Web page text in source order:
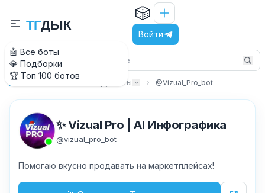
🤖 Все боты
💎 Подборки
🏆 Топ 100 ботов
ТГДЫК
🎲
Войти
Главная Инструменты @Vizual_Pro_bot
✨ Vizual Pro | AI Инфографика
@vizual_pro_bot
Помогаю вкусно продавать на маркетплейсах!